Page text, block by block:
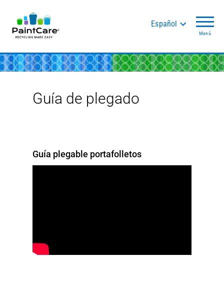
Español
Menú
Guía de plegado
Guía plegable portafolletos